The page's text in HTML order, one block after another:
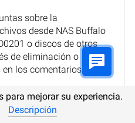
sobre la
desde NAS Buffalo
o discos de otros
de eliminación o
los comentarios!
para mejorar su experiencia.
Descripción